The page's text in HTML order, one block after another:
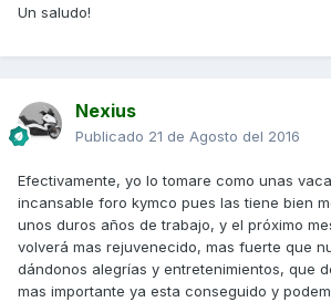
Un saludo!
Nexius
Publicado 21 de Agosto del 2016
Efectivamente, yo lo tomare como unas
incansable foro kymco pues las tiene bien
unos duros años de trabajo, y el próximo
volverá mas rejuvenecido, mas fuerte que
dándonos alegrías y entretenimientos, que
mas importante ya esta conseguido y